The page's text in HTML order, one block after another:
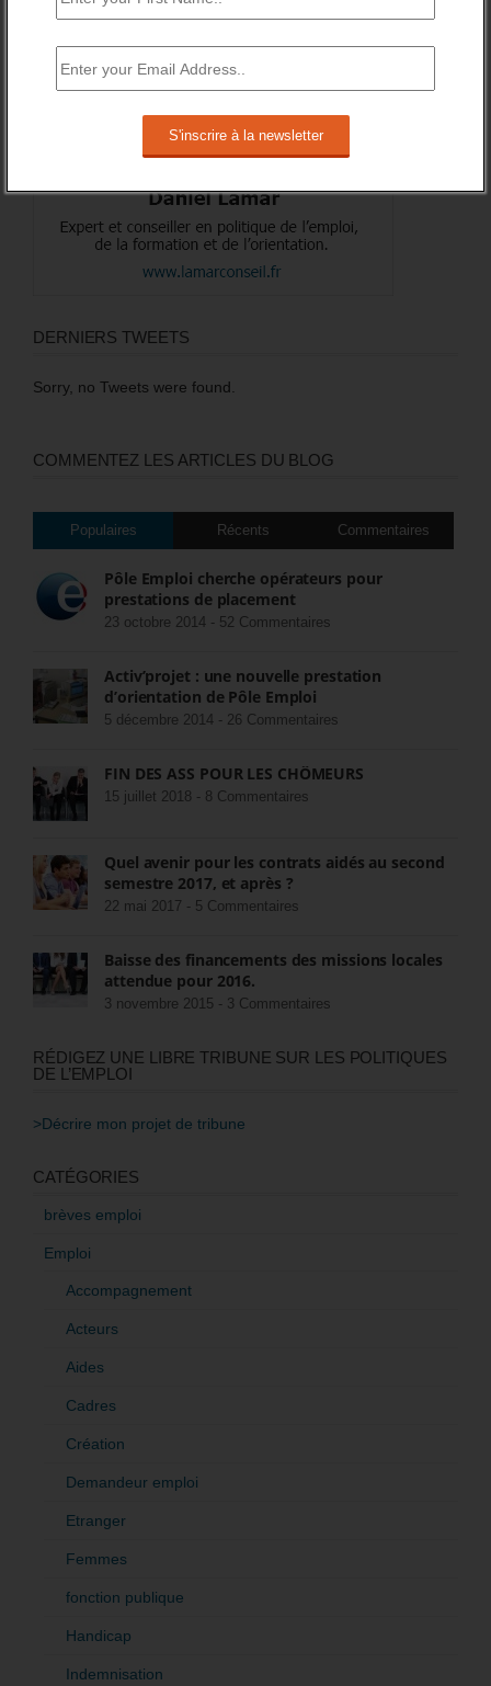
DERNIERS TWEETS
Sorry, no Tweets were found.
COMMENTEZ LES ARTICLES DU BLOG
Populaires Récents Commentaires
Pôle Emploi cherche opérateurs pour
prestations de placement
23 octobre 2014 - 52 Commentaires
Activ’projet : une nouvelle prestation
d’orientation de Pôle Emploi
5 décembre 2014 - 26 Commentaires
FIN DES ASS POUR LES CHÔMEURS
15 juillet 2018 - 8 Commentaires
Quel avenir pour les contrats aidés au second
semestre 2017, et après ?
22 mai 2017 - 5 Commentaires
Baisse des financements des missions locales
attendue pour 2016.
3 novembre 2015 - 3 Commentaires
RÉDIGEZ UNE LIBRE TRIBUNE SUR LES POLITIQUES
DE L’EMPLOI
>Décrire mon projet de tribune
CATÉGORIES
brèves emploi
Emploi
Accompagnement
Acteurs
Aides
Cadres
Création
Demandeur emploi
Etranger
Femmes
fonction publique
Handicap
Indemnisation